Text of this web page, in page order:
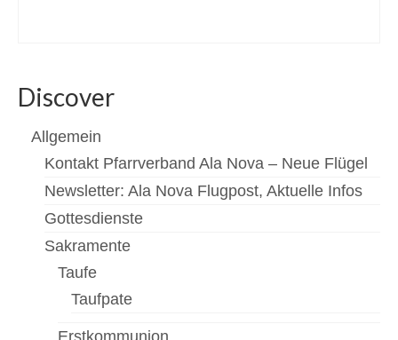
Discover
Allgemein
Kontakt Pfarrverband Ala Nova – Neue Flügel
Newsletter: Ala Nova Flugpost, Aktuelle Infos
Gottesdienste
Sakramente
Taufe
Taufpate
Erstkommunion